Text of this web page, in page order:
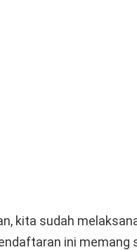
kita sudah
ini memang